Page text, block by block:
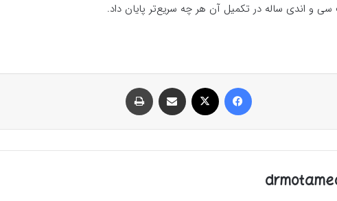
و اندی ساله در تکمیل آن هر چه سریع‌تر پایان داد.
فیسبوک ایکس اشتراک گذاری با ایمیل